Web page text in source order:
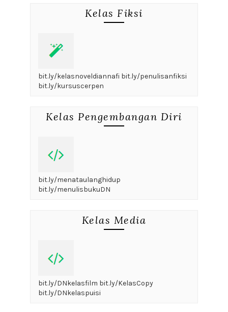
Kelas Fiksi
bit.ly/kelasnoveldiannafi bit.ly/penulisanfiksi
bit.ly/kursuscerpen
Kelas Pengembangan Diri
bit.ly/menataulanghidup
bit.ly/menulisbukuDN
Kelas Media
bit.ly/DNkelasfilm bit.ly/KelasCopy
bit.ly/DNkelaspuisi